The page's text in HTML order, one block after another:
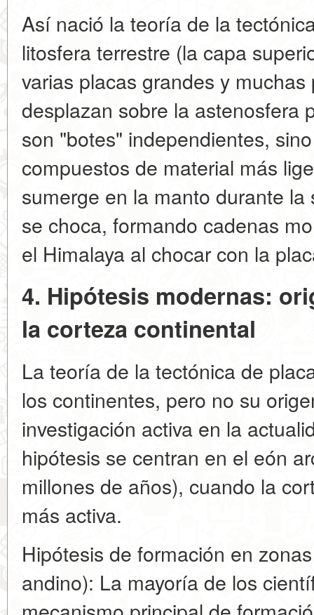
Así nació la teoría de la
litosfera terrestre (la capa
varias placas grandes y
desplazan sobre la astenosfera
son "botes" independientes,
compuestos de material más
sumerge en la manto durante
se choca, formando cadenas
el Himalaya al chocar con la
4. Hipótesis modernas:
la corteza continental
La teoría de la tectónica de
los continentes, pero no su
investigación activa en la
hipótesis se centran en el eón
millones de años), cuando la
más activa.
Hipótesis de formación en
andino): La mayoría de los